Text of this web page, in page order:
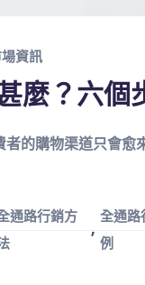
資訊
麼？六個
的購物渠道只會
通路行銷方
,
全通路
例